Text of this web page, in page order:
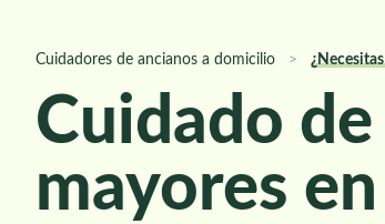
Cuidadores de ancianos a domicilio >
Cuidado
mayores